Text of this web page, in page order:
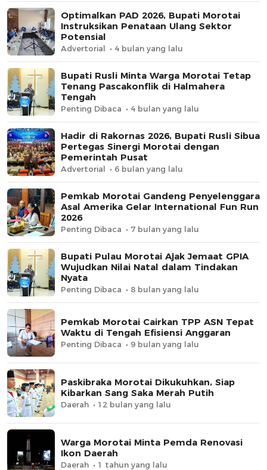
​Optimalkan PAD 2026, Bupati Morotai
Instruksikan Penataan Ulang Sektor
Potensial
Advertorial 4 bulan yang lalu
​Bupati Rusli Minta Warga Morotai Tetap
Tenang Pascakonflik di Halmahera
Tengah
Penting Dibaca 4 bulan yang lalu
​Hadir di Rakornas 2026, Bupati Rusli Sibua
Pertegas Sinergi Morotai dengan
Pemerintah Pusat
Advertorial 6 bulan yang lalu
Pemkab Morotai Gandeng Penyelenggara
Asal Amerika Gelar International Fun Run
2026
Penting Dibaca 7 bulan yang lalu
Bupati Pulau Morotai Ajak Jemaat GPIA
Wujudkan Nilai Natal dalam Tindakan
Nyata
Penting Dibaca 8 bulan yang lalu
Pemkab Morotai Cairkan TPP ASN Tepat
Waktu di Tengah Efisiensi Anggaran
Penting Dibaca 9 bulan yang lalu
Paskibraka Morotai Dikukuhkan, Siap
Kibarkan Sang Saka Merah Putih
Daerah 12 bulan yang lalu
Warga Morotai Minta Pemda Renovasi
Ikon Daerah
Daerah 1 tahun yang lalu